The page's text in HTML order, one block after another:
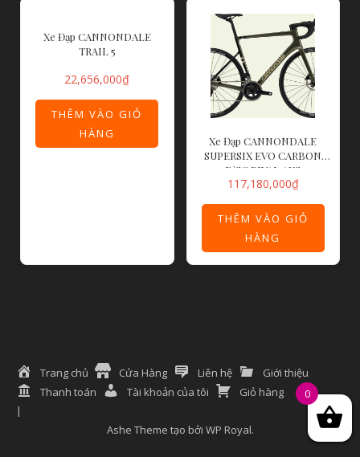
Xe Đạp CANNONDALE
TRAIL 5
22,656,000₫
THÊM VÀO GIỎ
HÀNG
Xe Đạp CANNONDALE
SUPERSIX EVO CARBON
DiSC RIVAL AXS
117,180,000₫
THÊM VÀO GIỎ
HÀNG
Trang chủ Cửa Hàng Liên hệ
Giới thiệu
Thanh toán
Tài khoản của tôi Giỏ hàng
Ashe Theme tạo bởi WP Royal.
0